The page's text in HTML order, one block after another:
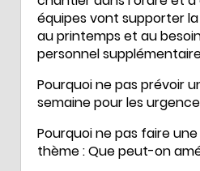
équipes vont supporter
au printemps et au
personnel
Pourquoi ne pas prévoir
semaine pour les
Pourquoi ne pas faire
thème : Que peut-on